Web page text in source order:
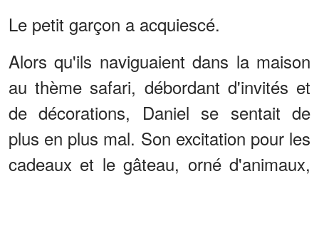
Le petit garçon a acquiescé.
Alors qu'ils naviguaient dans la maison
au thème safari, débordant d'invités et
de décorations, Daniel se sentait de
plus en plus mal. Son excitation pour les
cadeaux et le gâteau, orné d'animaux,